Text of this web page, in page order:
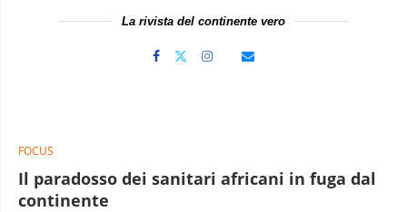
La rivista del continente vero
FOCUS
Il paradosso dei sanitari africani in fuga dal
continente